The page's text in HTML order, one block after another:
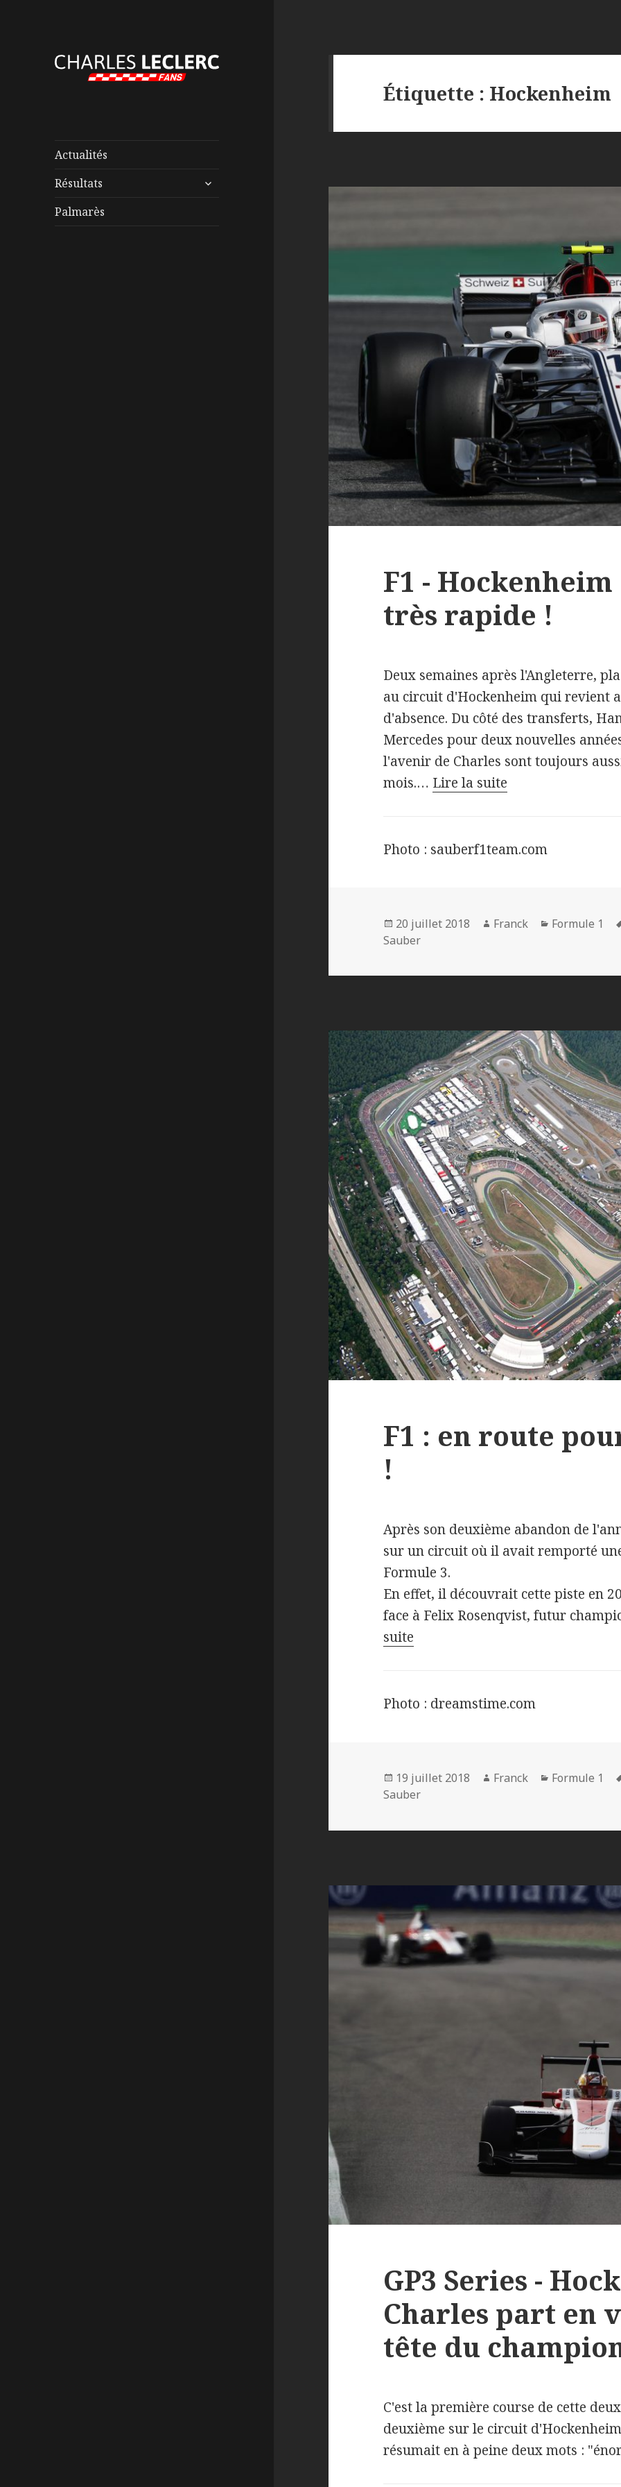
Actualités
Résultats
ouvrir
Palmarès
Étiquette : Hockenheim
F1 -
très rapide !
Deux semaines après l'Angleterre,
au circuit d'Hockenheim qui revient
d'absence. Du côté des transferts,
Mercedes pour deux nouvelles
l'avenir de Charles sont toujours
mois.… Lire la suite
Photo : sauberf1team.com
Publié
le
20 juillet 2018 Auteur
Franck Catégories
Formule 1
Sauber
F1 : en route
!
Après son deuxième abandon de
sur un circuit où il avait remporté
Formule 3.
En effet, il découvrait cette piste en
face à Felix Rosenqvist, futur
suite
Photo : dreamstime.com
Publié
le
19 juillet 2018 Auteur
Franck Catégories
Formule 1
Sauber
GP3 Series -
Charles part en
tête du
C'est la première course de cette
deuxième sur le circuit
résumait en à peine deux mots :